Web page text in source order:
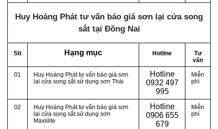
Huy Hoàng Phát tư vấn báo giá sơn lại cửa song
sắt tại Đồng Nai
Stt Hạng mục Hotline
Tư
vấn
01
Huy Hoàng Phát tư vấn báo giá sơn
lại cửa song sắt sử dụng sơn Thái
Hotline
0932 497
995
Miễn
phí
02
Huy Hoàng Phát tư vấn báo giá sơn
lại cửa song sắt sử dụng sơn
Maxiilite
Hotline
0906 655
679
Miễn
phí